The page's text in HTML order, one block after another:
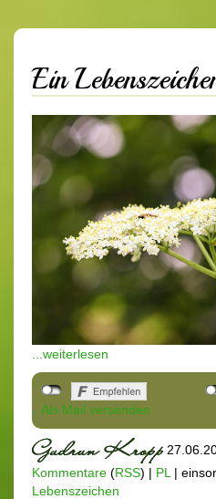
Ein
...weiterlesen
Als Mail versenden
Kommentare (RSS) | PL |
Lebenszeichen